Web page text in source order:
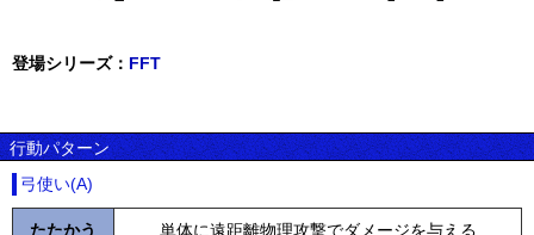
登場シリーズ： FFT
行動パターン
弓使い(A)
たたかう 単体に遠距離物理攻撃でダメージを与える